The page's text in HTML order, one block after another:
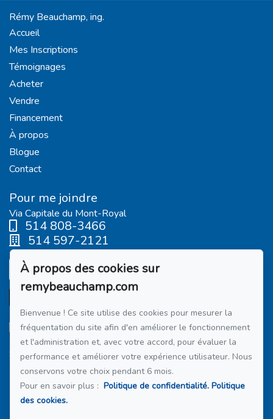
Rémy Beauchamp, ing.
Accueil
Mes Inscriptions
Témoignages
Acheter
Vendre
Financement
À propos
Blogue
Contact
Pour me joindre
Via Capitale du Mont-Royal
514 808-3466
514 597-2121
Écrivez-moi un courriel
Suivez-moi sur Facebook !
Membre du réseau :Via Capitale
À propos des cookies sur
remybeauchamp.com
Bienvenue ! Ce site utilise des cookies pour mesurer la
fréquentation du site afin d'en améliorer le fonctionnement
et l'administration et, avec votre accord, pour évaluer la
performance et améliorer votre expérience utilisateur. Nous
conservons votre choix pendant 6 mois.
Pour en savoir plus : Politique de confidentialité. Politique
des cookies.